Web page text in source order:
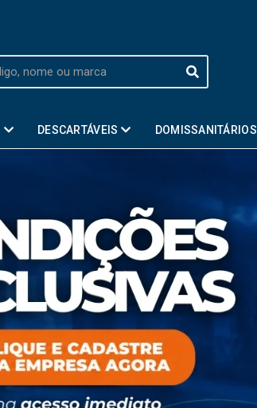
DESCARTÁVEIS DOMISSANITÁRIOS